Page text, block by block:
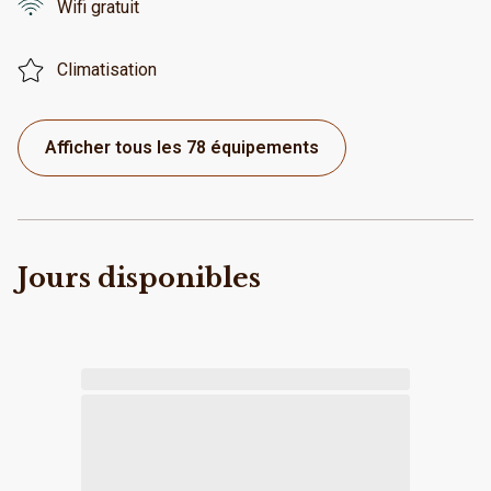
Wifi gratuit
Climatisation
Afficher tous les 78 équipements
Jours disponibles